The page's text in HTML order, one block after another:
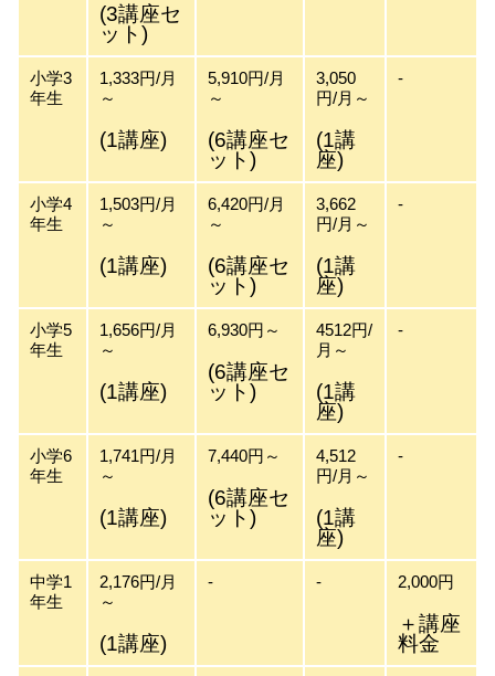
(3講座セ
ット)
小学3
年生
1,333円/月
～
(1講座)
5,910円/月
～
(6講座セ
ット)
3,050
円/月～
(1講
座)
-
小学4
年生
1,503円/月
～
(1講座)
6,420円/月
～
(6講座セ
ット)
3,662
円/月～
(1講
座)
-
小学5
年生
1,656円/月
～
(1講座)
6,930円～
(6講座セ
ット)
4512円/
月～
(1講
座)
-
小学6
年生
1,741円/月
～
(1講座)
7,440円～
(6講座セ
ット)
4,512
円/月～
(1講
座)
-
中学1
年生
2,176円/月
～
(1講座)
- - 2,000円
＋講座
料金